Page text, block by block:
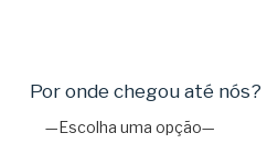
Por onde chegou até nós?